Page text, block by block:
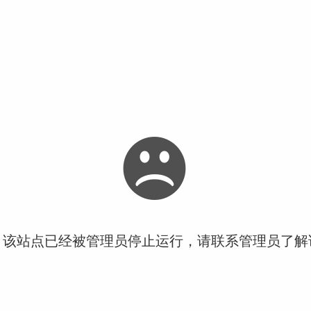
站点已经被管理员停止运行，请联系管理员了